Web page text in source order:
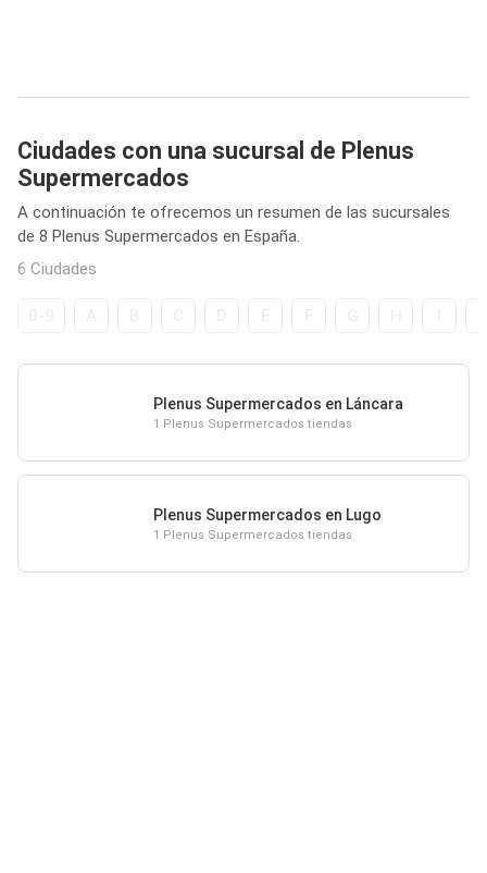
Ciudades con una sucursal de Plenus
Supermercados
A continuación te ofrecemos un resumen de las sucursales
de 8 Plenus Supermercados en España.
6 Ciudades
Plenus Supermercados en Láncara
1 Plenus Supermercados tiendas
Plenus Supermercados en Lugo
1 Plenus Supermercados tiendas